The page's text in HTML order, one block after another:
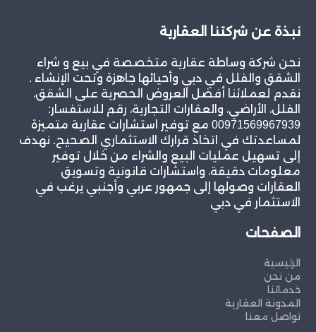
نبذة عن شركتنا العقارية
نحن شركة وساطة عقارية متخصصة في بيع و شراء
الشقق والفلل في دبي وأحيائها جاهزة وتحت الإنشاء .
نقدم لعملائنا أفضل العروض الحصرية على الشقق،
الفلل، الأراضي، والعقارات التجارية، رقم للاستفسار:
00971569967939 مع توفير استشارات عقارية متميزة
لمساعدتك في اتخاذ قرارك الاستثماري الصحيح. نهدف
إلى تسهيل عمليات البيع والشراء من خلال توفير
معلومات دقيقة، واستشارات قانونية وتسويق
العقارات وصولها إلى جمهور عربي وأجنبي يرغب في
الاستثمار في دبي
الصفحات
الرئيسية
من نحن
خدماتنا
المدونة العقارية
تواصل معنا